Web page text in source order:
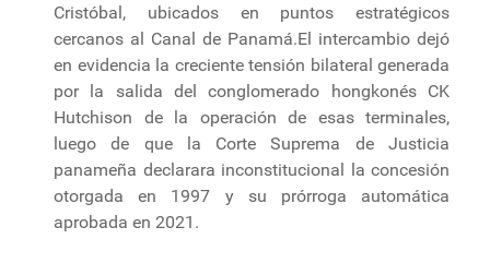
Cristóbal, ubicados en puntos estratégicos
cercanos al Canal de Panamá.El intercambio dejó
en evidencia la creciente tensión bilateral generada
por la salida del conglomerado hongkonés CK
Hutchison de la operación de esas terminales,
luego de que la Corte Suprema de Justicia
panameña declarara inconstitucional la concesión
otorgada en 1997 y su prórroga automática
aprobada en 2021.